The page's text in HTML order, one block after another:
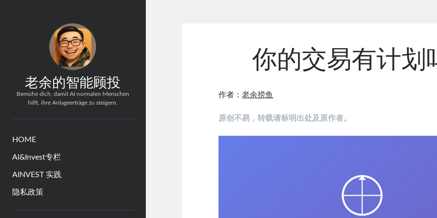
老余的智能顾投
Bemühe dich, damit AI normalen Menschen
hilft, ihre Anlageerträge zu steigern.
HOME
AI&Invest专栏
AINVEST 实践
隐私政策
你的交易有计划
作者：老余捞鱼
原创不易，转载请标明出处及原作者。